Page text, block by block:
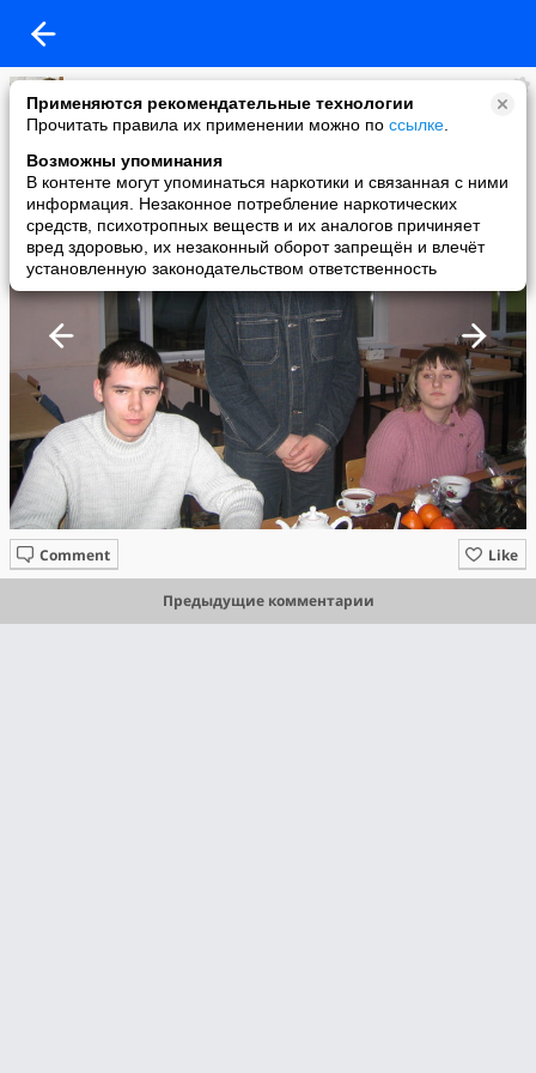
Применяются рекомендательные технологии
Прочитать правила их применении можно по ссылке
Возможны упоминания
В контенте могут упоминаться наркотики и связанная с ними
информация. Незаконное потребление наркотических
средств, психотропных веществ и их аналогов причиняет
вред здоровью, их незаконный оборот запрещён и влечёт
установленную законодательством ответственность
Тамара Миногина
added a photo
21 Jan в 23:59
Like
Comment
Предыдущие комментарии